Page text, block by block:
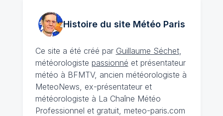
Histoire du site MétéoParis
Ce site a été créé par Guillaume Séchet,
météorologiste passionné et présentateur
météo à BFMTV, ancien météorologiste à
MeteoNews, ex-présentateur et
météorologiste à La Chaîne Météo
Professionnel et gratuit, meteo-paris.com